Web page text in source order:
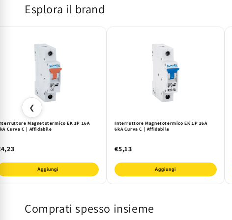
Esplora il brand
❮
Magnetotermico EK 1P 16A
Curva C | Affidabile
Aggiungi
Interruttore Magnetotermico EK 1P 16A
6kA Curva C | Affidabile
€5,13
Aggiungi
Comprati spesso insieme